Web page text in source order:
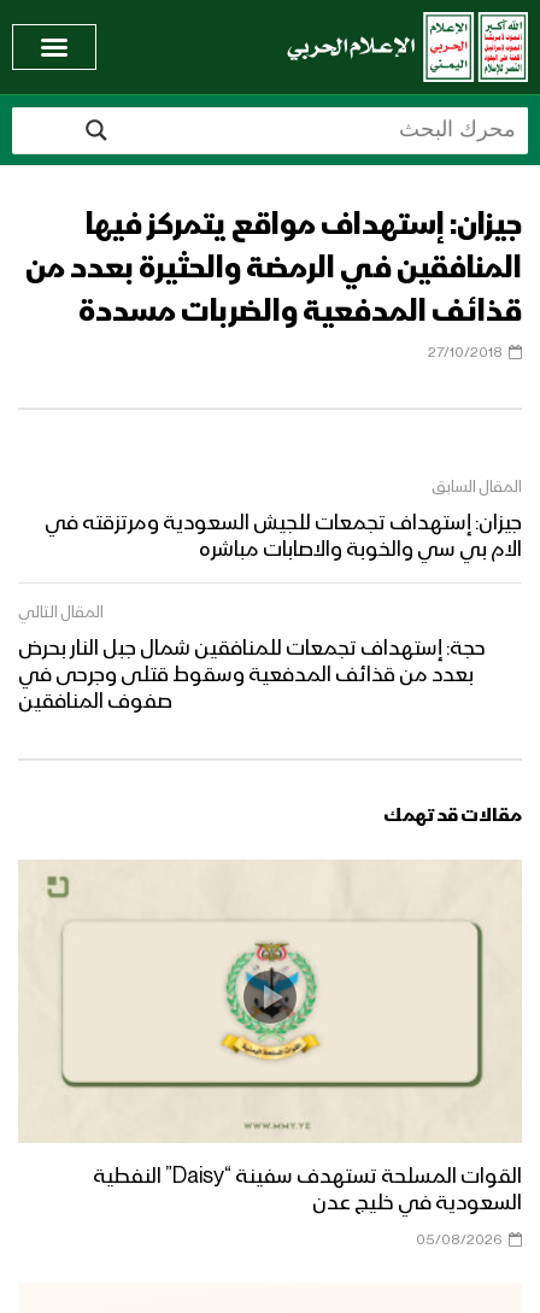
جيزان: إستهداف مواقع يتمركز فيها
المنافقين في الرمضة والحثيرة بعدد من
قذائف المدفعية والضربات مسددة
27/10/2018
المقال السابق
جيزان: إستهداف تجمعات للجيش السعودية ومرتزقته في
الام بي سي والخوبة والاصابات مباشره
المقال التالي
حجة: إستهداف تجمعات للمنافقين شمال جبل النار بحرض
بعدد من قذائف المدفعية وسقوط قتلى وجرحى في
صفوف المنافقين
مقالات قد تهمك
القوات المسلحة تستهدف سفينة “Daisy” النفطية
السعودية في خليج عدن
05/08/2026